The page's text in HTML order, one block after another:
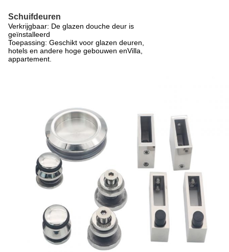
Schuifdeuren
Verkrijgbaar: De glazen douche deur is
geïnstalleerd
Toepassing: Geschikt voor glazen deuren,
hotels en andere hoge gebouwen enVilla,
appartement.